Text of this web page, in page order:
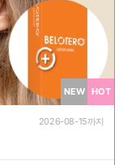
NEW HOT
2026-08-15까지